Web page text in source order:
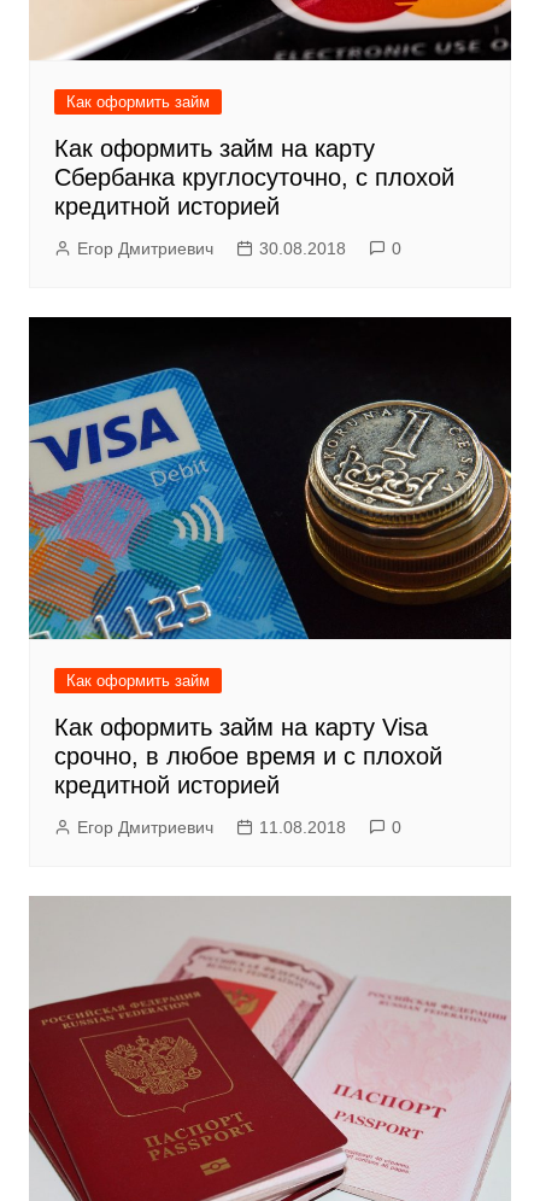
Как оформить займ
Как оформить займ на карту
Сбербанка круглосуточно, с плохой
кредитной историей
Егор Дмитриевич 30.08.2018 0
Как оформить займ
Как оформить займ на карту Visa
срочно, в любое время и с плохой
кредитной историей
Егор Дмитриевич 11.08.2018 0